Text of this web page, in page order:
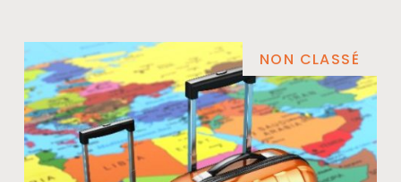
NON CLASSÉ